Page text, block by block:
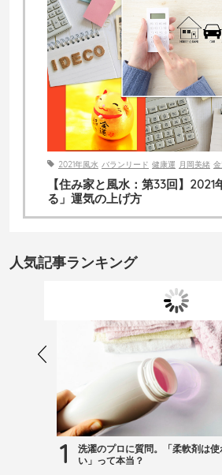
人気記事ランキング
1
洗濯のプロに質問。「柔軟剤は
い」って本当？
2021年風水 バランリード 健康運 月岡美緒
【住み家と風水：第33回】2021
る」運気の上げ方